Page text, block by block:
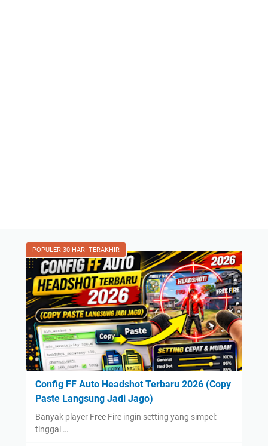
POPULER 30 HARI TERAKHIR
Config FF Auto Headshot Terbaru 2026 (Copy
Paste Langsung Jadi Jago)
Banyak player Free Fire ingin setting yang simpel:
tinggal …